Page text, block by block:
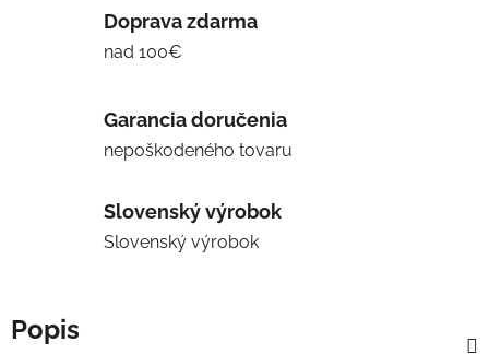
Doprava zdarma
nad 100€
Garancia doručenia
nepoškodeného tovaru
Slovenský výrobok
Slovenský výrobok
Popis